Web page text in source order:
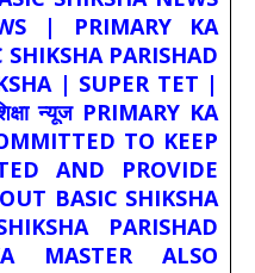
| PRIMARY KA
PARISHAD
| SUPER TET |
न्यूज PRIMARY KA
TO KEEP
AND PROVIDE
BASIC SHIKSHA
PARISHAD
MASTER ALSO